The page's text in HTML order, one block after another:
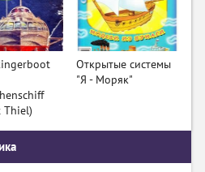
Thiel)
Открытые системы
"Я - Моряк"